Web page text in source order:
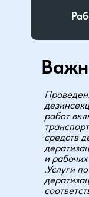
работ
средств
и рабочих
.Услуги